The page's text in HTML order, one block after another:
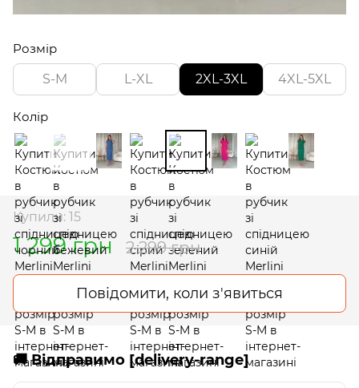
Розмір
S-M
L-XL 2XL-3XL 4XL-5XL
Колір
Купили: 15
1 299 грн 2 299 грн
Повідомити, коли з'явиться
🚚 Відправимо [delivery-range]